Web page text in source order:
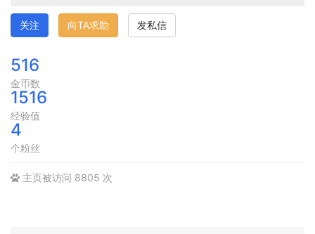
关注 向TA求助 发私信
516
金币数
1516
经验值
4
个粉丝
主页被访问 8805 次